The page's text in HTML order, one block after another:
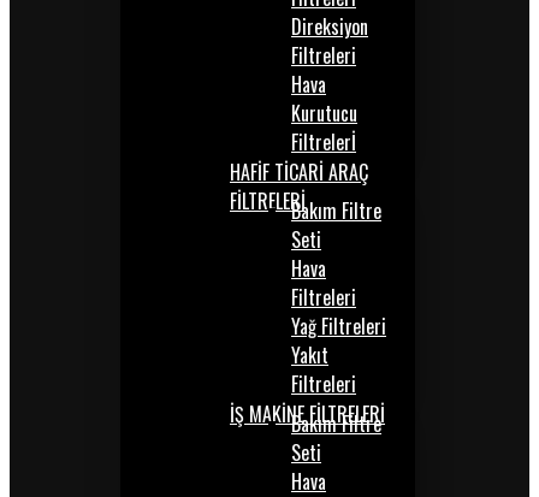
Direksiyon
Filtreleri
Hava
Kurutucu
Filtrelerİ
HAFİF TİCARİ ARAÇ
FİLTRELERİBakım Filtre
Seti
Hava
Filtreleri
Yağ Filtreleri
Yakıt
Filtreleri
İŞ MAKİNE FİLTRELERİ
Bakım Filtre
Seti
Hava